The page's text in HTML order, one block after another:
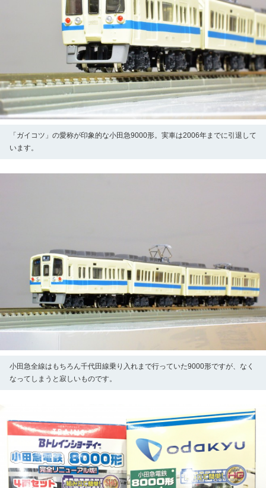
「ガイコツ」の愛称が印象的な小田急9000形。実車は2006年までに引退して
います。
小田急全線はもちろん千代田線乗り入れまで行っていた9000形ですが、なく
なってしまうと寂しいものです。